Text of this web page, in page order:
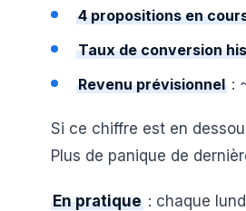
4 propositions en
Taux de conversion
Revenu prévisionnel :
Si ce chiffre est en
Plus de panique de
En pratique : chaque